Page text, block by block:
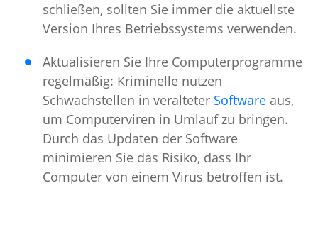
schließen, sollten Sie immer die aktuellste
Version Ihres Betriebssystems verwenden.
Aktualisieren Sie Ihre Computerprogramme
regelmäßig: Kriminelle nutzen
Schwachstellen in veralteter Software aus,
um Computerviren in Umlauf zu bringen.
Durch das Updaten der Software
minimieren Sie das Risiko, dass Ihr
Computer von einem Virus betroffen ist.